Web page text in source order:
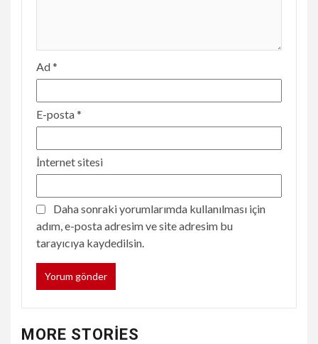
Ad*
E-posta*
İnternet sitesi
Daha sonraki yorumlarımda kullanılması için
adım, e-posta adresim ve site adresim bu
tarayıcıya kaydedilsin.
MORE STORIES